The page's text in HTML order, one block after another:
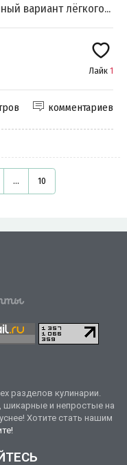
вариант лёгкого...
Лайк 1
комментариев
... 10
разделов кулинарии.
и непростые на
Хотите стать нашим